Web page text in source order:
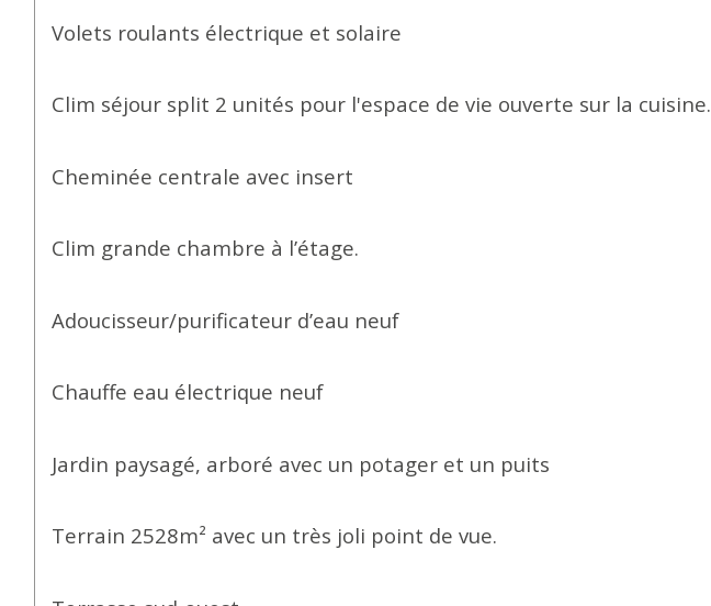
Volets roulants électrique et solaire
Clim séjour split 2 unités pour l'espace de vie ouverte sur la cuisine.
Cheminée centrale avec insert
Clim grande chambre à l’étage.
Adoucisseur/purificateur d’eau neuf
Chauffe eau électrique neuf
Jardin paysagé, arboré avec un potager et un puits
Terrain 2528m² avec un très joli point de vue.